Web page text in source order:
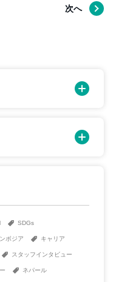
次へ
SDGs
ボジア キャリア
スタッフインタビュー
ネパール